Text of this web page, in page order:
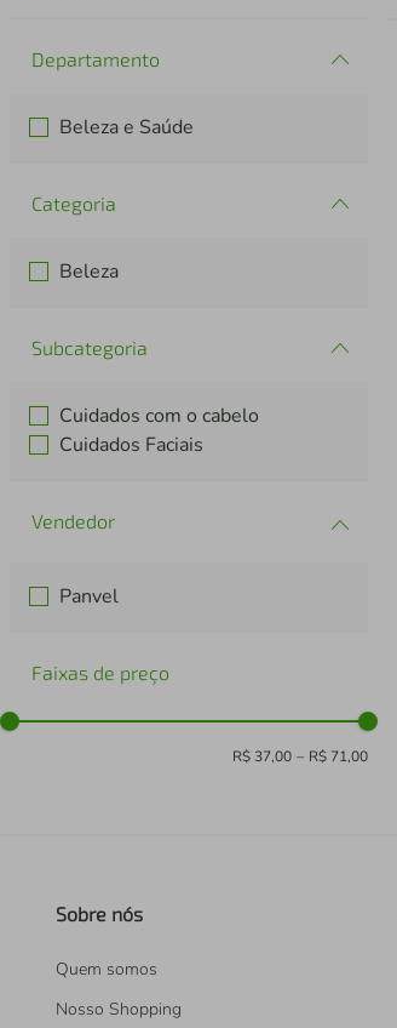
Departamento
Beleza e Saúde
Categoria
Beleza
Subcategoria
Cuidados com o cabelo
Cuidados Faciais
Panvel
Faixas de preço
R$ 37,00 – R$ 71,00
Sobre nós
Quem somos
Nosso Shopping